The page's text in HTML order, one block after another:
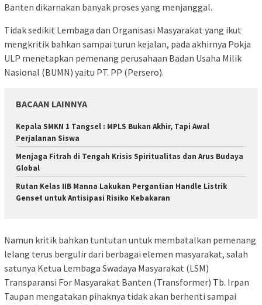
Banten dikarnakan banyak proses yang menjanggal.
Tidak sedikit Lembaga dan Organisasi Masyarakat yang ikut
mengkritik bahkan sampai turun kejalan, pada akhirnya Pokja
ULP menetapkan pemenang perusahaan Badan Usaha Milik
Nasional (BUMN) yaitu PT. PP (Persero).
BACAAN LAINNYA
Kepala SMKN 1 Tangsel : MPLS Bukan Akhir, Tapi Awal
Perjalanan Siswa
Menjaga Fitrah di Tengah Krisis Spiritualitas dan Arus Budaya
Global
Rutan Kelas IIB Manna Lakukan Pergantian Handle Listrik
Genset untuk Antisipasi Risiko Kebakaran
Namun kritik bahkan tuntutan untuk membatalkan pemenang
lelang terus bergulir dari berbagai elemen masyarakat, salah
satunya Ketua Lembaga Swadaya Masyarakat (LSM)
Transparansi For Masyarakat Banten (Transformer) Tb. Irpan
Taupan mengatakan pihaknya tidak akan berhenti sampai